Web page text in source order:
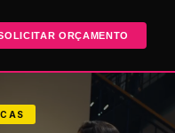
ORÇAMENTO